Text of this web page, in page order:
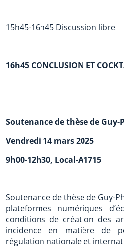
15h45-16h45 Discussion libre
16h45 CONCLUSION ET
Soutenance de thèse de Guy-
Vendredi 14 mars 2025
9h00-12h30, Local-A1715
Soutenance de thèse de Guy-
plateformes numériques
conditions de création des
incidence en matière de
régulation nationale et